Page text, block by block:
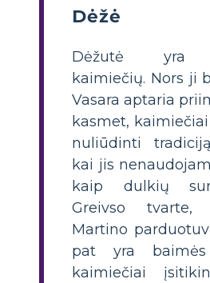
Dėžė
Dėžutė yra
kaimiečių. Nors ji
Vasara aptaria
kasmet,
nuliūdinti
kai jis
kaip dulkių
Greivso
Martino
pat yra baimės
kaimiečiai